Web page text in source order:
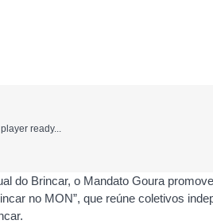
player ready...
do Brincar, o Mandato Goura
no MON”, que reúne coletivos